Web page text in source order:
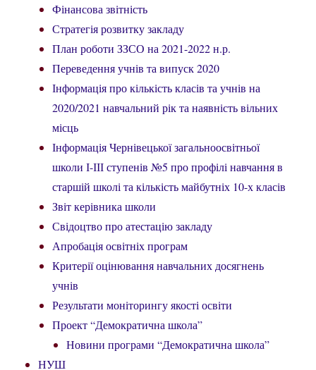
Фінансова звітність
Стратегія розвитку закладу
План роботи ЗЗСО на 2021-2022 н.р.
Переведення учнів та випуск 2020
Інформація про кількість класів та учнів на
2020/2021 навчальний рік та наявність вільних
місць
Інформація Чернівецької загальноосвітньої
школи І-ІІІ ступенів №5 про профілі навчання в
старшій школі та кількість майбутніх 10-х класів
Звіт керівника школи
Свідоцтво про атестацію закладу
Апробація освітніх програм
Критерії оцінювання навчальних досягнень
учнів
Результати моніторингу якості освіти
Проект “Демократична школа”
Новини програми “Демократична школа”
НУШ